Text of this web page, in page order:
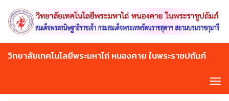
main
content
วิทยาลัยเทคโนโลยีพระมหาไถ่ หนองคาย ในพระราชปถัมภ์